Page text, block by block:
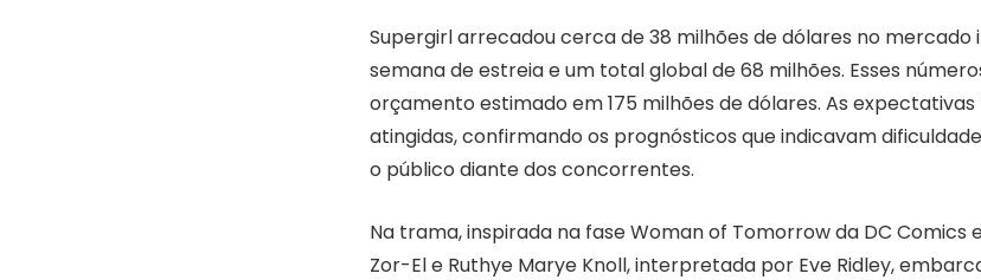
Supergirl arrecadou cerca de 38 milhões de dólares no
semana de estreia e um total global de 68 milhões. Esses
orçamento estimado em 175 milhões de dólares. As
atingidas, confirmando os prognósticos que indicavam
o público diante dos concorrentes.
Na trama, inspirada na fase Woman of Tomorrow da DC Comics
Zor-El e Ruthye Marye Knoll, interpretada por Eve Ridley,